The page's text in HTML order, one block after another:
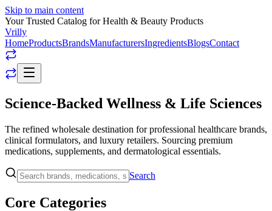
Skip to main content
Your Trusted Catalog for Health & Beauty Products
Vrilly
HomeProductsBrandsManufacturersIngredientsBlogsContact
Science-Backed Wellness & Life Sciences
The refined wholesale destination for professional healthcare brands,
clinical formulators, and luxury retailers. Sourcing premium
medications, supplements, and dermatological essentials.
Search
Core Categories